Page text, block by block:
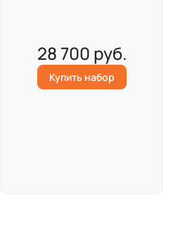
28 700 руб.
Купить набор